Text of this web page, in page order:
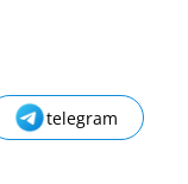
telegram